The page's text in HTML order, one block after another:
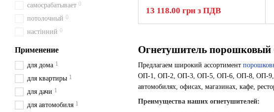
Огнетушитель порошковый
Предлагаем широкий ассортимент
ОП-1, ОП-2, ОП-3, ОП-5, ОП-6, ОП-8, ОП-9, ОП-
автомобилях, офисах, магазинах, кафе,
Преимущества наших огнетушителей:
13 118.00 грн з ПДВ
самосрабатывает 0
потолочный 0
настінний 0
Применение
для дома 1
для квартиры 1
для дачи 1
для автомобиля 1